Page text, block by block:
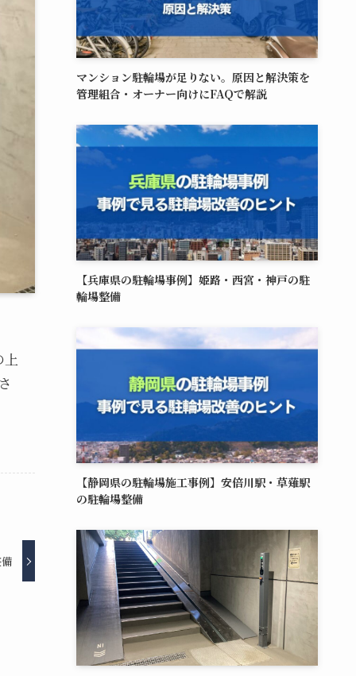
マンション駐輪場が足りない。原因と解決策を
管理組合・オーナー向けにFAQで解説
【兵庫県の駐輪場事例】姫路・西宮・神戸の駐
輪場整備
【静岡県の駐輪場施工事例】安倍川駅・草薙駅
の駐輪場整備